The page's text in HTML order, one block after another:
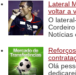
Lateral
voltar a
O
Notícias
Olá